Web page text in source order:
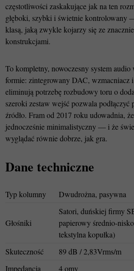
częstotliwości zaskakujące jak na ten
głęboki, szybki i świetnie kontrolowany
klasą, jaką zwykle kojarzy się ze
konstrukcjami.
To kompletny, nowoczesny system
formie: zintegrowany DAC, wzmacniacz
eliminują potrzebę rozbudowy toru o
szeroki zestaw wejść pozwala podłączyć
źródło. Fram od 2017 roku udowadnia,
jednocześnie minimalistyczny — i że
wyglądać równie dobrze, jak gra.
Dane techniczne
Typ kolumny Dwudrożna, pasywna
Głośniki
Satori, duńskiej firmy
papierowy średnio-
tekstylna kopułka)
Skuteczność
89 dB / 2,83Vrms/m
Impedancja
4 omy